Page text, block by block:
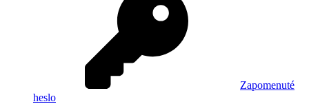
Zapomenuté
heslo